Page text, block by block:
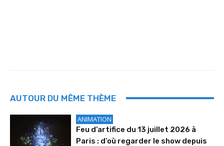
AUTOUR DU MÊME THÈME
ANIMATION
Feu d’artifice du 13 juillet 2026 à
Paris : d’où regarder le show depuis